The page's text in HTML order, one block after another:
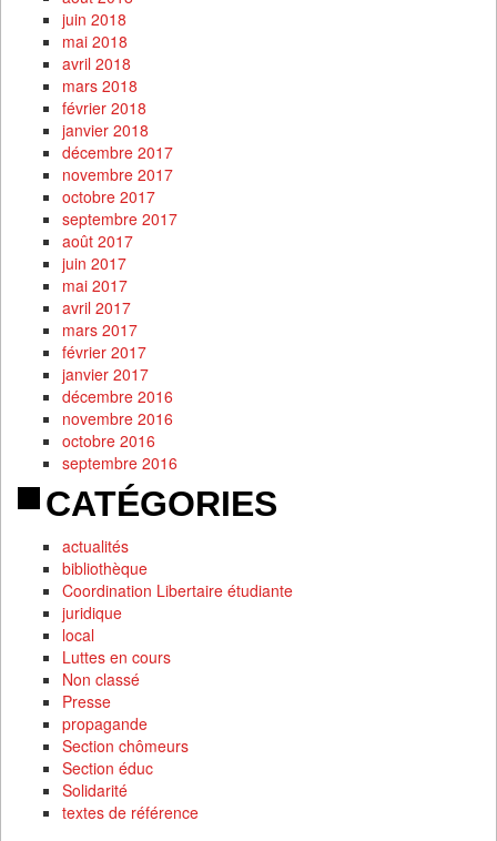
juin 2018
mai 2018
avril 2018
mars 2018
février 2018
janvier 2018
décembre 2017
novembre 2017
octobre 2017
septembre 2017
août 2017
juin 2017
mai 2017
avril 2017
mars 2017
février 2017
janvier 2017
décembre 2016
novembre 2016
octobre 2016
septembre 2016
CATÉGORIES
actualités
bibliothèque
Coordination Libertaire étudiante
juridique
local
Luttes en cours
Non classé
Presse
propagande
Section chômeurs
Section éduc
Solidarité
textes de référence